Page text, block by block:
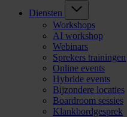
Diensten
Workshops
AI workshop
Webinars
Sprekers trainingen
Online events
Hybride events
Bijzondere locaties
Boardroom sessies
Klankbordgesprek